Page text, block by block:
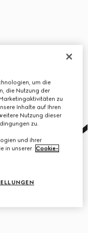
um die
die Nutzung der
zu
Inhalte auf Ihren
Nutzung dieser
zu.
und ihrer
in unserer Cookie-